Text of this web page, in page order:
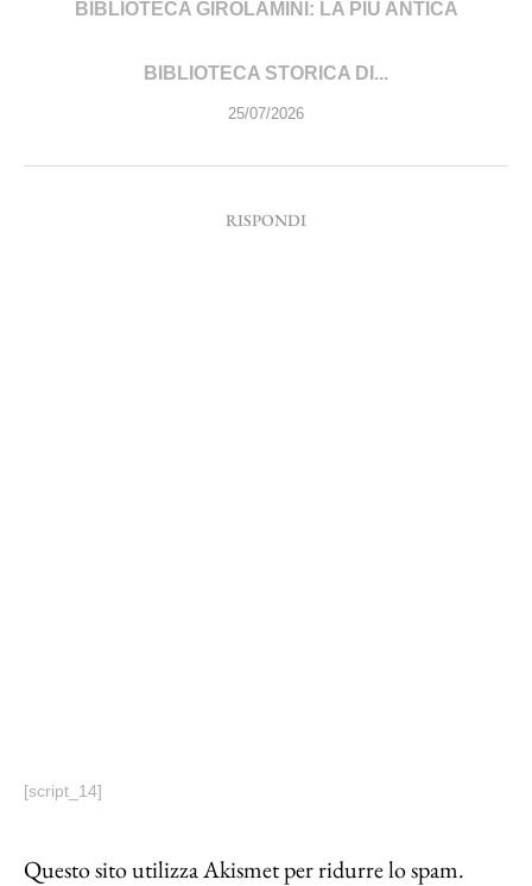
BIBLIOTECA GIROLAMINI: LA PIÙ ANTICA
BIBLIOTECA STORICA DI...
25/07/2026
RISPONDI
[script_14]
Questo sito utilizza Akismet per ridurre lo spam.